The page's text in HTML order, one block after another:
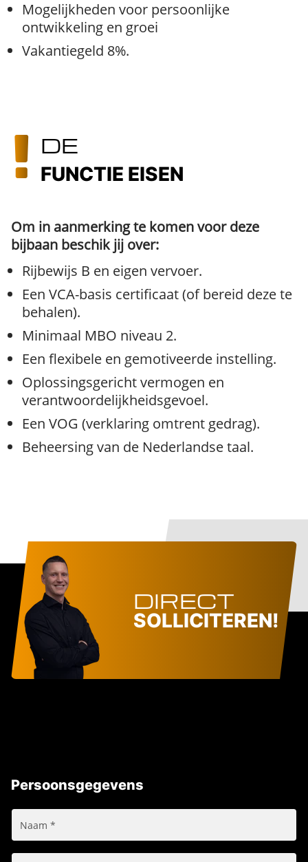
Mogelijkheden voor persoonlijke
ontwikkeling en groei
Vakantiegeld 8%.
DE
FUNCTIE EISEN
Om in aanmerking te komen voor deze
bijbaan beschik jij over:
Rijbewijs B en eigen vervoer.
Een VCA-basis certificaat (of bereid deze te
behalen).
Minimaal MBO niveau 2.
Een flexibele en gemotiveerde instelling.
Oplossingsgericht vermogen en
verantwoordelijkheidsgevoel.
Een VOG (verklaring omtrent gedrag).
Beheersing van de Nederlandse taal.
DIRECT
SOLLICITEREN!
Persoonsgegevens